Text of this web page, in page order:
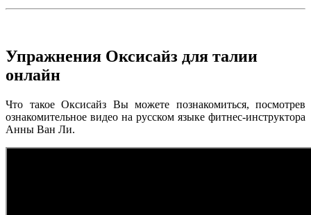
Упражнения Оксисайз для талии
онлайн
Что такое Оксисайз Вы можете познакомиться, посмотрев
ознакомительное видео на русском языке фитнес-инструктора
Анны Ван Ли.